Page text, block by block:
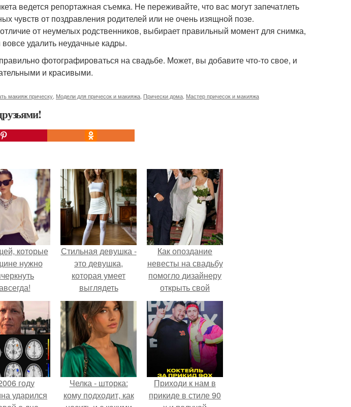
ведется репортажная съемка. Не переживайте, что вас могут запечатлеть
чувств от поздравления родителей или не очень изящной позе.
от неумелых родственников, выбирает правильный момент для снимка,
удалить неудачные кадры.
фотографироваться на свадьбе. Может, вы добавите что-то свое, и
и красивыми.
макияж прическу Модели для причесок и макияжа Прически дома Мастер причесок и макияжа
которые
нужно
Стильная девушка -
это девушка,
которая умеет
выглядеть
привлекательно и
элегантно в любои
ситуации.
Как опоздание
невесты на свадьбу
помогло дизайнеру
открыть свой
бренд.
году
ударился
Челка - шторка:
кому подходит, как
Приходи к нам в
прикиде в стиле 90